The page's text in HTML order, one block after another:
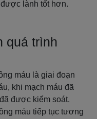
lành tốt hơn.
quá trình
máu là giai đoạn
khi mạch máu đã
được kiểm soát.
máu tiếp tục tương